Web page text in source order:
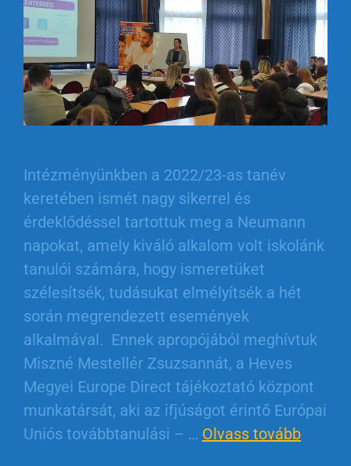
Intézményünkben a 2022/23-as tanév
keretében ismét nagy sikerrel és
érdeklődéssel tartottuk meg a Neumann
napokat, amely kiváló alkalom volt iskolánk
tanulói számára, hogy ismeretüket
szélesítsék, tudásukat elmélyítsék a hét
során megrendezett események
alkalmával. Ennek apropójából meghívtuk
Miszné Mestellér Zsuzsannát, a Heves
Megyei Europe Direct tájékoztató központ
munkatársát, aki az ifjúságot érintő Európai
Uniós továbbtanulási – … Olvass tovább